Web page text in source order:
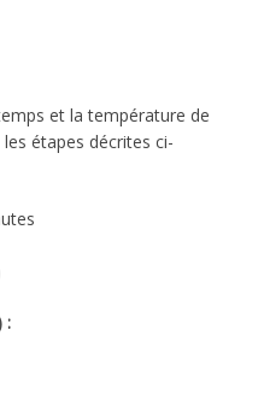
et la température de
étapes décrites ci-
: